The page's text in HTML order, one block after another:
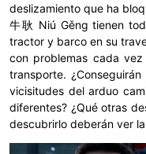
deslizamiento que ha
牛耿 Niú Gěng tienen
tractor y barco en su
con problemas cada
transporte.
vicisitudes del arduo
diferentes? ¿Qué otras
descubrirlo deberán ver